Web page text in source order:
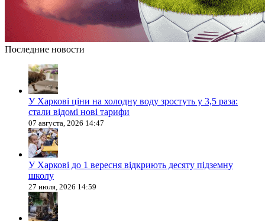
Последние новости
У Харкові ціни на холодну воду зростуть у 3,5 раза:
стали відомі нові тарифи
07 августа, 2026 14:47
У Харкові до 1 вересня відкриють десяту підземну
школу
27 июля, 2026 14:59